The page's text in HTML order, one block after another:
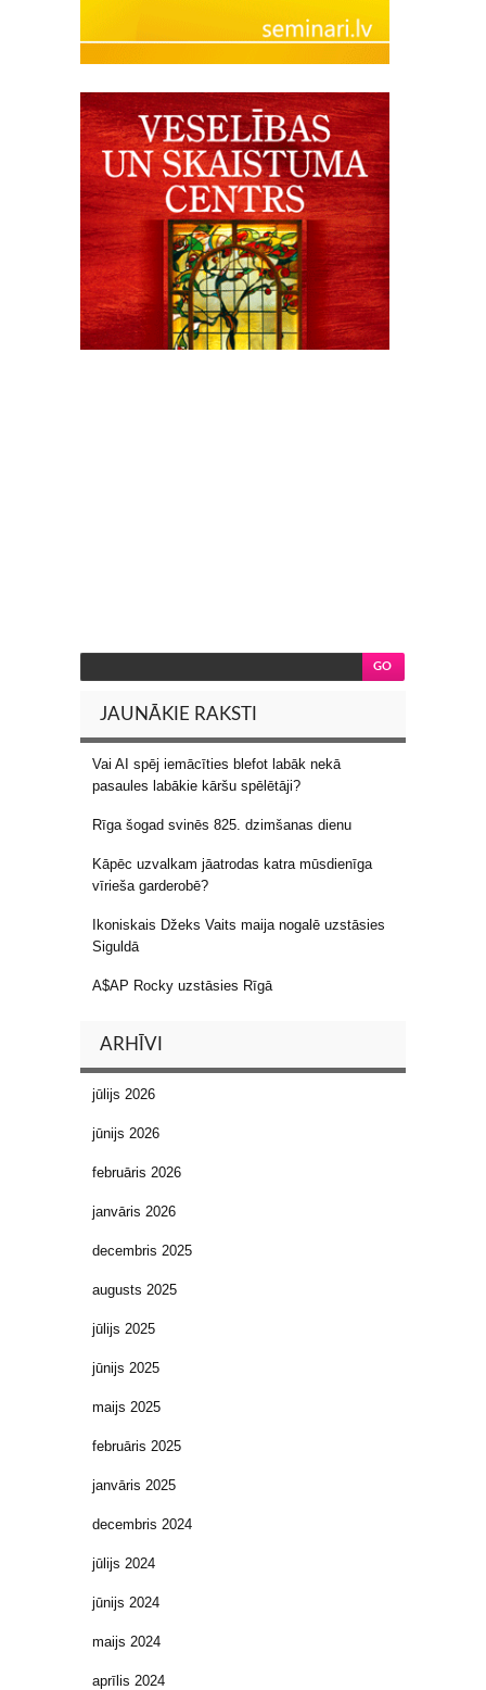
JAUNĀKIE RAKSTI
Vai AI spēj iemācīties blefot labāk nekā
pasaules labākie kāršu spēlētāji?
Rīga šogad svinēs 825. dzimšanas dienu
Kāpēc uzvalkam jāatrodas katra mūsdienīga
vīrieša garderobē?
Ikoniskais Džeks Vaits maija nogalē uzstāsies
Siguldā
A$AP Rocky uzstāsies Rīgā
ARHĪVI
jūlijs 2026
jūnijs 2026
februāris 2026
janvāris 2026
decembris 2025
augusts 2025
jūlijs 2025
jūnijs 2025
maijs 2025
februāris 2025
janvāris 2025
decembris 2024
jūlijs 2024
jūnijs 2024
maijs 2024
aprīlis 2024